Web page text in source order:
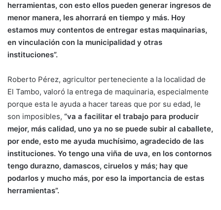
herramientas, con esto ellos pueden generar ingresos de
menor manera, les ahorrará en tiempo y más. Hoy
estamos muy contentos de entregar estas maquinarias,
en vinculación con la municipalidad y otras
instituciones”.
Roberto Pérez, agricultor perteneciente a la localidad de
El Tambo, valoró la entrega de maquinaria, especialmente
porque esta le ayuda a hacer tareas que por su edad, le
son imposibles, “va a facilitar el trabajo para producir
mejor, más calidad, uno ya no se puede subir al caballete,
por ende, esto me ayuda muchísimo, agradecido de las
instituciones. Yo tengo una viña de uva, en los contornos
tengo durazno, damascos, ciruelos y más; hay que
podarlos y mucho más, por eso la importancia de estas
herramientas”.